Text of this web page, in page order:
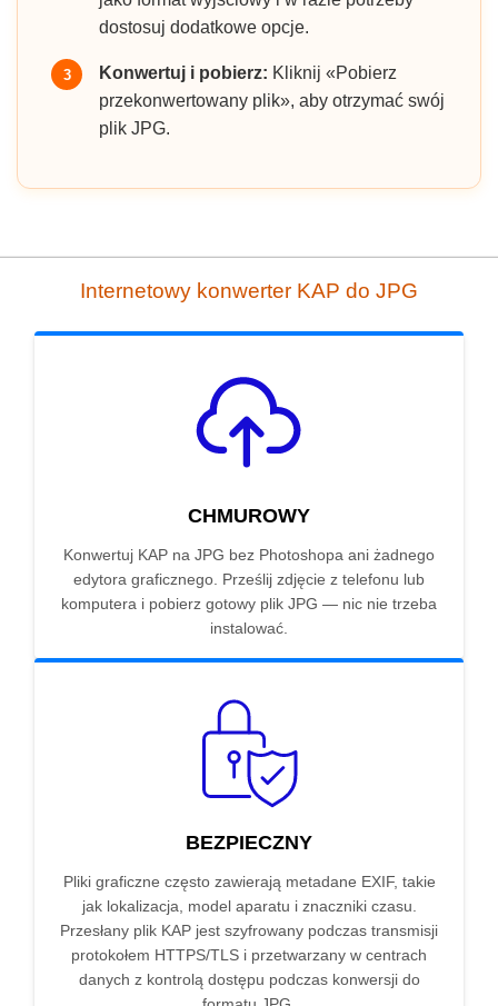
dostosuj dodatkowe opcje.
3 Konwertuj i pobierz: Kliknij «Pobierz
przekonwertowany plik», aby otrzymać swój
plik JPG.
Internetowy konwerter KAP do JPG
CHMUROWY
Konwertuj KAP na JPG bez Photoshopa ani żadnego
edytora graficznego. Prześlij zdjęcie z telefonu lub
komputera i pobierz gotowy plik JPG — nic nie trzeba
instalować.
BEZPIECZNY
Pliki graficzne często zawierają metadane EXIF, takie
jak lokalizacja, model aparatu i znaczniki czasu.
Przesłany plik KAP jest szyfrowany podczas transmisji
protokołem HTTPS/TLS i przetwarzany w centrach
danych z kontrolą dostępu podczas konwersji do